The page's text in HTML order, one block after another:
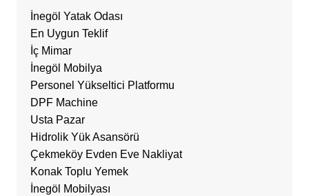
İnegöl Yatak Odası
En Uygun Teklif
İç Mimar
İnegöl Mobilya
Personel Yükseltici Platformu
DPF Machine
Usta Pazar
Hidrolik Yük Asansörü
Çekmeköy Evden Eve Nakliyat
Konak Toplu Yemek
İnegöl Mobilyası